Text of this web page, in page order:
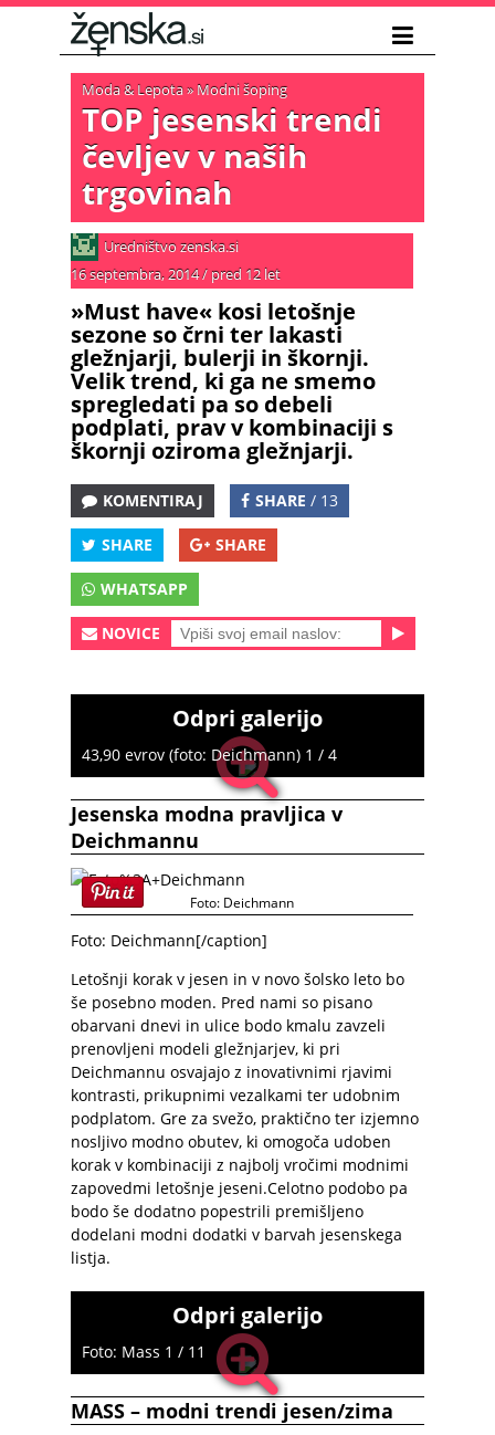
Moda & Lepota» Modni šoping
TOP jesenski trendi
čevljev v naših
trgovinah
Uredništvo zenska.si
16 septembra, 2014/ pred 12 let
»Must have« kosi letošnje
sezone so črni ter lakasti
gležnjarji, bulerji in škornji.
Velik trend, ki ga ne smemo
spregledati pa so debeli
podplati, prav v kombinaciji s
škornji oziroma gležnjarji.
KOMENTIRAJ SHARE / 13
SHARE SHARE
WHATSAPP
NOVICE
Odpri galerijo
43,90 evrov (foto: Deichmann) 1 / 4
Jesenska modna pravljica v
Deichmannu
Foto: Deichmann
Foto: Deichmann[/caption]
Letošnji korak v jesen in v novo šolsko leto bo
še posebno moden. Pred nami so pisano
obarvani dnevi in ulice bodo kmalu zavzeli
prenovljeni modeli gležnjarjev, ki pri
Deichmannu osvajajo z inovativnimi rjavimi
kontrasti, prikupnimi vezalkami ter udobnim
podplatom. Gre za svežo, praktično ter izjemno
nosljivo modno obutev, ki omogoča udoben
korak v kombinaciji z najbolj vročimi modnimi
zapovedmi letošnje jeseni.Celotno podobo pa
bodo še dodatno popestrili premišljeno
dodelani modni dodatki v barvah jesenskega
listja.
Odpri galerijo
Foto: Mass 1 / 11
MASS – modni trendi jesen/zima